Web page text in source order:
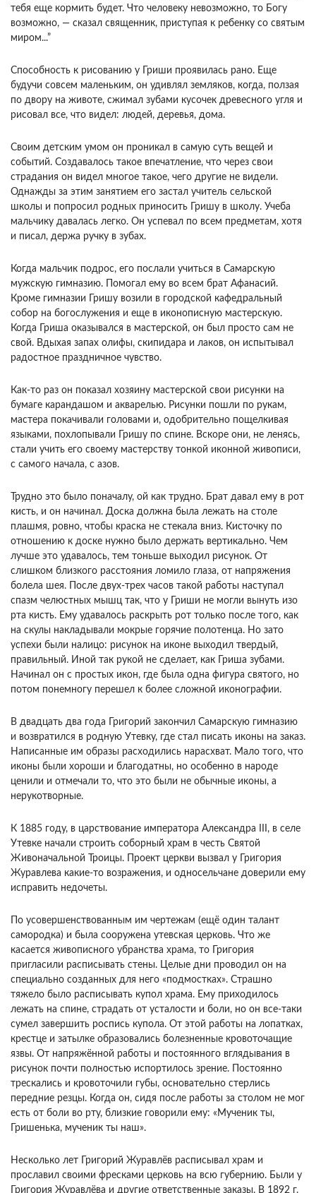
тебя еще кормить будет. Что человеку невозможно, то Богу
возможно, — сказал священник, приступая к ребенку со святым
миром...”
Способность к рисованию у Гриши проявилась рано. Еще
будучи совсем маленьким, он удивлял земляков, когда, ползая
по двору на животе, сжимал зубами кусочек древесного угля и
рисовал все, что видел: людей, деревья, дома.
Своим детским умом он проникал в самую суть вещей и
событий. Создавалось такое впечатление, что через свои
страдания он видел многое такое, чего другие не видели.
Однажды за этим занятием его застал учитель сельской
школы и попросил родных приносить Гришу в школу. Учеба
мальчику давалась легко. Он успевал по всем предметам, хотя
и писал, держа ручку в зубах.
Когда мальчик подрос, его послали учиться в Самарскую
мужскую гимназию. Помогал ему во всем брат Афанасий.
Кроме гимназии Гришу возили в городской кафедральный
собор на богослужения и еще в иконописную мастерскую.
Когда Гриша оказывался в мастерской, он был просто сам не
свой. Вдыхая запах олифы, скипидара и лаков, он испытывал
радостное праздничное чувство.
Как-то раз он показал хозяину мастерской свои рисунки на
бумаге карандашом и акварелью. Рисунки пошли по рукам,
мастера покачивали головами и, одобрительно пощелкивая
языками, похлопывали Гришу по спине. Вскоре они, не ленясь,
стали учить его своему мастерству тонкой иконной живописи,
с самого начала, с азов.
Трудно это было поначалу, ой как трудно. Брат давал ему в рот
кисть, и он начинал. Доска должна была лежать на столе
плашмя, ровно, чтобы краска не стекала вниз. Кисточку по
отношению к доске нужно было держать вертикально. Чем
лучше это удавалось, тем тоньше выходил рисунок. От
слишком близкого расстояния ломило глаза, от напряжения
болела шея. После двух-трех часов такой работы наступал
спазм челюстных мышц так, что у Гриши не могли вынуть изо
рта кисть. Ему удавалось раскрыть рот только после того, как
на скулы накладывали мокрые горячие полотенца. Но зато
успехи были налицо: рисунок на иконе выходил твердый,
правильный. Иной так рукой не сделает, как Гриша зубами.
Начинал он с простых икон, где была одна фигура святого, но
потом понемногу перешел к более сложной иконографии.
В двадцать два года Григорий закончил Самарскую гимназию
и возвратился в родную Утевку, где стал писать иконы на заказ.
Написанные им образы расходились нарасхват. Мало того, что
иконы были хороши и благодатны, но особенно в народе
ценили и отмечали то, что это были не обычные иконы, а
нерукотворные.
К 1885 году, в царствование императора Александра III, в селе
Утевке начали строить соборный храм в честь Святой
Живоначальной Троицы. Проект церкви вызвал у Григория
Журавлева какие-то возражения, и односельчане доверили ему
исправить недочеты.
По усовершенствованным им чертежам (ещё один талант
самородка) и была сооружена утевская церковь. Что же
касается живописного убранства храма, то Григория
пригласили расписывать стены. Целые дни проводил он на
специально созданных для него «подмостках». Страшно
тяжело было расписывать купол храма. Ему приходилось
лежать на спине, страдать от усталости и боли, но он все-таки
сумел завершить роспись купола. От этой работы на лопатках,
крестце и затылке образовались болезненные кровоточащие
язвы. От напряжённой работы и постоянного вглядывания в
рисунок почти полностью испортилось зрение. Постоянно
трескались и кровоточили губы, основательно стерлись
передние резцы. Когда он, сидя после работы за столом не мог
есть от боли во рту, близкие говорили ему: «Мученик ты,
Гришенька, мученик ты наш».
Несколько лет Григорий Журавлёв расписывал храм и
прославил своими фресками церковь на всю губернию. Были у
Григория Журавлёва и другие ответственные заказы. В 1892 г.